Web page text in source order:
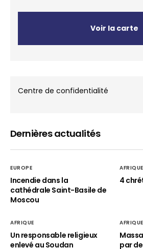
Voir la carte
Centre de confidentialité
Dernières actualités
EUROPE
Incendie dans la
cathédrale Saint-Basile de
Moscou
AFRIQUE
4
AFRIQUE
Un responsable religieux
enlevé au Soudan
AFRIQUE
par